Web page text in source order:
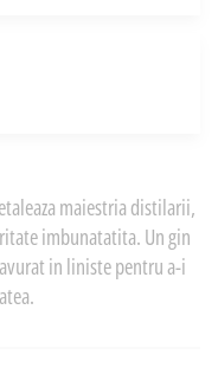
maiestria distilarii,
imbunatatita. Un gin
in liniste pentru a-i